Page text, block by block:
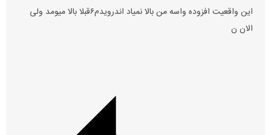
این واقعیت افزوده واسه من بالا نمیاد اندرویدم۶قبلا بالا میومد ولی
الان ن